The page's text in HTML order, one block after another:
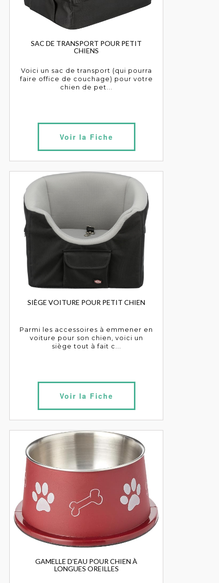
SAC DE TRANSPORT POUR PETIT
CHIENS
Voici un sac de transport (qui pourra
faire office de couchage) pour votre
chien de pet...
Voir la Fiche
SIÈGE VOITURE POUR PETIT CHIEN
Parmi les accessoires à emmener en
voiture pour son chien, voici un
siège tout à fait c...
Voir la Fiche
GAMELLE D’EAU POUR CHIEN À
LONGUES OREILLES